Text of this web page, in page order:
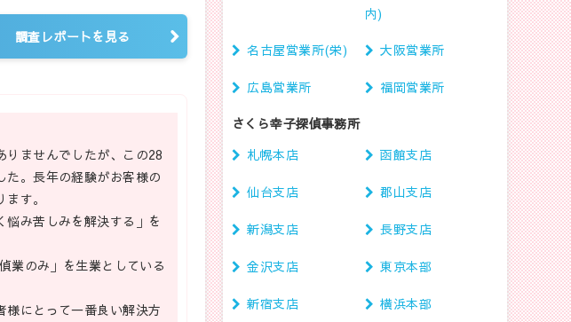
調査レポートを見る
りませんでしたが、この28
た。長年の経験がお客様の
す。
み苦しみを解決する」を
業のみ」を生業としている
様にとって一番良い解決方
内)
名古屋営業所(栄) 大阪営業所
広島営業所 福岡営業所
さくら幸子探偵事務所
札幌本店
函館支店
仙台支店 郡山支店
新潟支店 長野支店
金沢支店 東京本部
新宿支店 横浜本部